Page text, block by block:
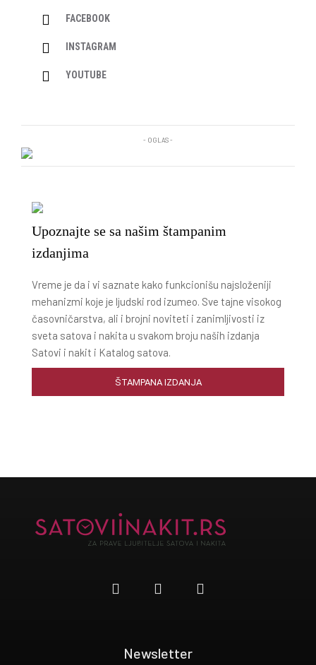
FACEBOOK
INSTAGRAM
YOUTUBE
- OGLAS -
Upoznajte se sa našim štampanim
izdanjima
Vreme je da i vi saznate kako funkcionišu najsloženiji
mehanizmi koje je ljudski rod izumeo. Sve tajne visokog
časovničarstva, ali i brojni noviteti i zanimljivosti iz
sveta satova i nakita u svakom broju naših izdanja
Satovi i nakit i Katalog satova.
ŠTAMPANA IZDANJA
Newsletter